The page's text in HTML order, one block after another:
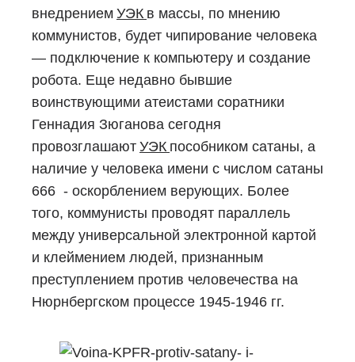
внедрением УЭК в массы, по мнению
коммунистов, будет чипирование человека
— подключение к компьютеру и создание
робота. Еще недавно бывшие
воинствующими атеистами соратники
Геннадия Зюганова сегодня
провозглашают УЭК пособником сатаны, а
наличие у человека имени с числом сатаны
666 - оскорблением верующих. Более
того, коммунисты проводят параллель
между универсальной электронной картой
и клеймением людей, признанным
преступлением против человечества на
Нюрнбергском процессе 1945-1946 гг.